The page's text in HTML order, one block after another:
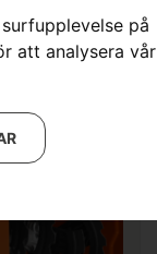
på
att analysera vår